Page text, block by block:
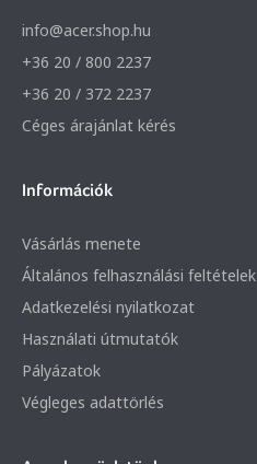
info@acer.shop.hu
+36 20 / 800 2237
+36 20 / 372 2237
Céges árajánlat kérés
Információk
Vásárlás menete
Általános felhasználási feltételek
Adatkezelési nyilatkozat
Használati útmutatók
Pályázatok
Végleges adattörlés